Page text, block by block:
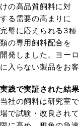
けの高品質飼料に対
する需要の高まりに
完璧に応えられる3種
類の専用飼料配合を
開発しました。ヨー
に入らない製品をお
実践で実証された結果
当社の飼料は研究室
場で試験・改良され